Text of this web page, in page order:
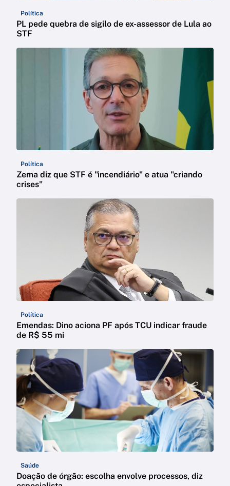
Política
PL pede quebra de sigilo de ex-assessor de Lula ao
STF
Política
Zema diz que STF é "incendiário" e atua "criando
crises"
Política
Emendas: Dino aciona PF após TCU indicar fraude
de R$ 55 mi
Saúde
Doação de órgão: escolha envolve processos, diz